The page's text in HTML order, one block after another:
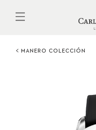
contenido
MANERO COLECCIÓN